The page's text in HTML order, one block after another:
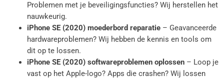
Problemen met je beveiligingsfuncties? Wij herstellen het
nauwkeurig.
iPhone SE (2020) moederbord reparatie– Geavanceerde
hardwareproblemen? Wij hebben de kennis en tools om
dit op te lossen.
iPhone SE (2020) softwareproblemen oplossen – Loop je
vast op het Apple-logo? Apps die crashen? Wij lossen